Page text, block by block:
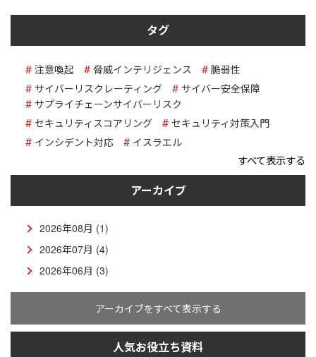
タグ
注意喚起 脅威インテリジェンス
脆弱性
サイバーリスクレーティング
サイバー安全保障
サプライチェーンサイバーリスク
セキュリティスコアリング
セキュリティ対策入門
インシデント対応
イスラエル
すべて表示する
アーカイブ
2026年08月 (1)
2026年07月 (4)
2026年06月 (3)
アーカイブをすべて表示する
人気お役立ち資料